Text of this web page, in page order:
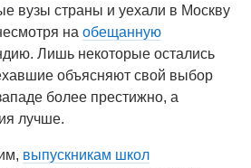
вузы страны и уехали в Москву
на обещанную
Лишь некоторые остались
объясняют свой выбор
более престижно, а
лучше.
выпускникам школ